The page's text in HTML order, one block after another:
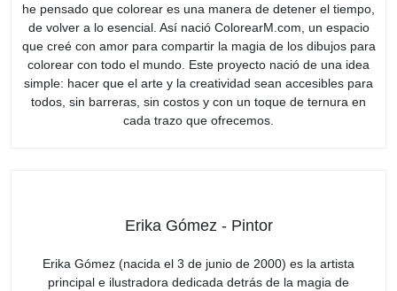
he pensado que colorear es una manera de detener el tiempo,
de volver a lo esencial. Así nació ColorearM.com, un espacio
que creé con amor para compartir la magia de los dibujos para
colorear con todo el mundo. Este proyecto nació de una idea
simple: hacer que el arte y la creatividad sean accesibles para
todos, sin barreras, sin costos y con un toque de ternura en
cada trazo que ofrecemos.
Erika Gómez - Pintor
Erika Gómez (nacida el 3 de junio de 2000) es la artista
principal e ilustradora dedicada detrás de la magia de